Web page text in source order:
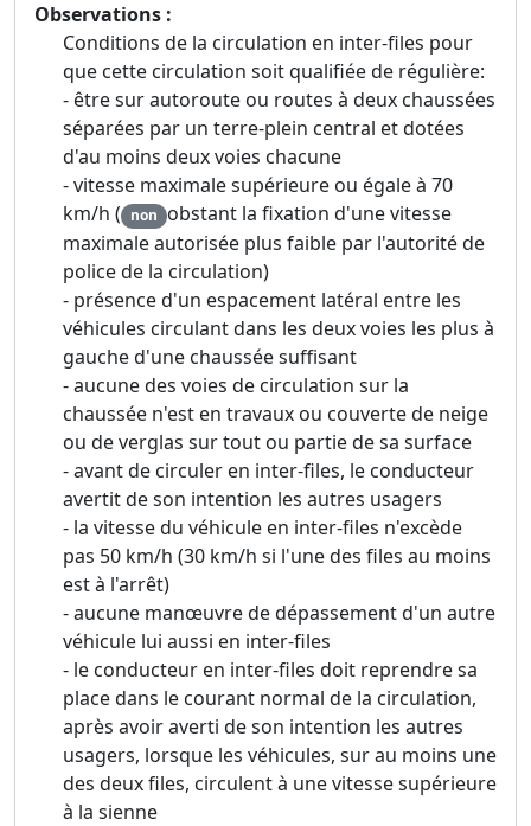
Observations :
Conditions de la circulation en inter-files pour
que cette circulation soit qualifiée de régulière:
- être sur autoroute ou routes à deux chaussées
séparées par un terre-plein central et dotées
d'au moins deux voies chacune
- vitesse maximale supérieure ou égale à 70
km/h ( non obstant la fixation d'une vitesse
maximale autorisée plus faible par l'autorité de
police de la circulation)
- présence d'un espacement latéral entre les
véhicules circulant dans les deux voies les plus à
gauche d'une chaussée suffisant
- aucune des voies de circulation sur la
chaussée n'est en travaux ou couverte de neige
ou de verglas sur tout ou partie de sa surface
- avant de circuler en inter-files, le conducteur
avertit de son intention les autres usagers
- la vitesse du véhicule en inter-files n'excède
pas 50 km/h (30 km/h si l'une des files au moins
est à l'arrêt)
- aucune manœuvre de dépassement d'un autre
véhicule lui aussi en inter-files
- le conducteur en inter-files doit reprendre sa
place dans le courant normal de la circulation,
après avoir averti de son intention les autres
usagers, lorsque les véhicules, sur au moins une
des deux files, circulent à une vitesse supérieure
à la sienne